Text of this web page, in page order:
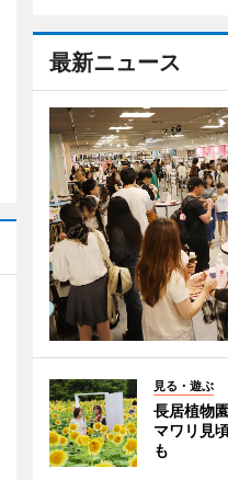
最新ニュース
見る・遊ぶ
長居植物
マワリ見
も